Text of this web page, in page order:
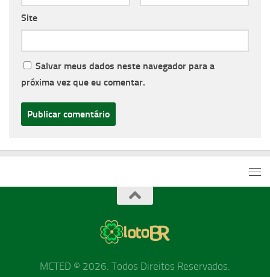
Site
Salvar meus dados neste navegador para a
próxima vez que eu comentar.
MCTED © 2026. Todos Direitos Reservados.